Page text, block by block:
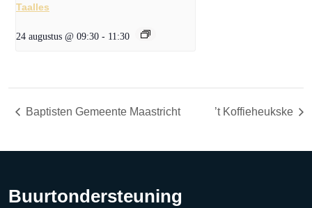
Taalles
24 augustus @ 09:30 - 11:30
Baptisten Gemeente Maastricht ’t Koffieheukske
Buurtondersteuning